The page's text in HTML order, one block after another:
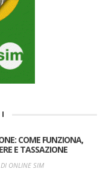
COME FUNZIONA,
E TASSAZIONE
DI ONLINE SIM